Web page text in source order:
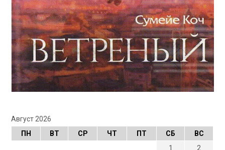
Август 2026
ПН
ВТ СР ЧТ ПТ СБ
ВС
1
2